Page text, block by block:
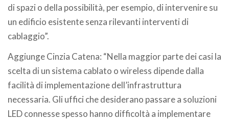
di spazi o della possibilità, per esempio, di intervenire su
un edificio esistente senza rilevanti interventi di
cablaggio”.
Aggiunge Cinzia Catena: “Nella maggior parte dei casi la
scelta di un sistema cablato o wireless dipende dalla
facilità di implementazione dell’infrastruttura
necessaria. Gli uffici che desiderano passare a soluzioni
LED connesse spesso hanno difficoltà a implementare